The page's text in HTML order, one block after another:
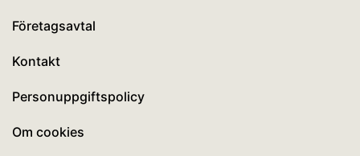
Företagsavtal
Kontakt
Personuppgiftspolicy
Om cookies